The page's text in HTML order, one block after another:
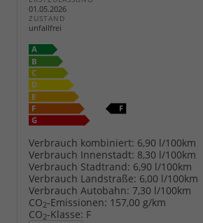
01.05.2026
ZUSTAND
unfallfrei
Verbrauch kombiniert: 6,90 l/100km
Verbrauch Innenstadt: 8,30 l/100km
Verbrauch Stadtrand: 6,90 l/100km
Verbrauch Landstraße: 6,00 l/100km
Verbrauch Autobahn: 7,30 l/100km
CO2-Emissionen: 157,00 g/km
CO2-Klasse: F